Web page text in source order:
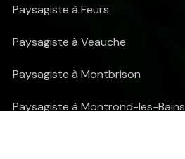
Paysagiste à Feurs
Paysagiste à Veauche
Paysagiste à Montbrison
Paysagiste à Montrond-les-Bains